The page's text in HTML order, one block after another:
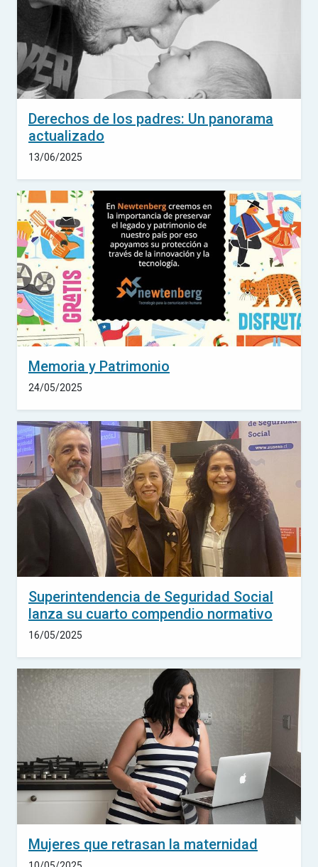
Derechos de los padres: Un panorama
actualizado
13/06/2025
Memoria y Patrimonio
24/05/2025
Superintendencia de Seguridad Social
lanza su cuarto compendio normativo
16/05/2025
Mujeres que retrasan la maternidad